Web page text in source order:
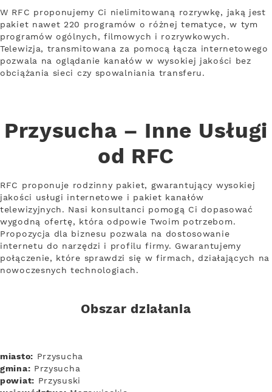
W RFC proponujemy Ci nielimitowaną rozrywkę, jaką jest
pakiet nawet 220 programów o różnej tematyce, w tym
programów ogólnych, filmowych i rozrywkowych.
Telewizja, transmitowana za pomocą łącza internetowego
pozwala na oglądanie kanałów w wysokiej jakości bez
obciążania sieci czy spowalniania transferu.
Przysucha – Inne Usługi
od RFC
RFC proponuje rodzinny pakiet, gwarantujący wysokiej
jakości usługi internetowe i pakiet kanałów
telewizyjnych. Nasi konsultanci pomogą Ci dopasować
wygodną ofertę, która odpowie Twoim potrzebom.
Propozycja dla biznesu pozwala na dostosowanie
internetu do narzędzi i profilu firmy. Gwarantujemy
połączenie, które sprawdzi się w firmach, działających na
nowoczesnych technologiach.
Obszar działania
miasto: Przysucha
gmina: Przysucha
powiat: Przysuski